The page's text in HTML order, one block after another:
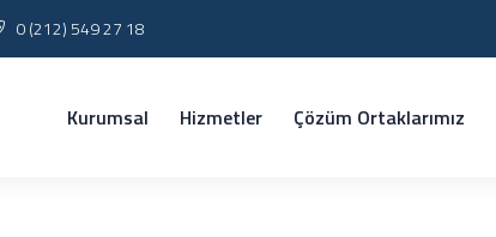
0 (212) 549 27 18
Kurumsal Hizmetler Çözüm Ortaklarımız